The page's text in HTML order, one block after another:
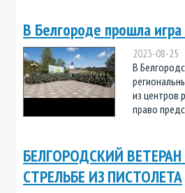
В Белгороде прошла
2023-08-25
В
из центров
право
БЕЛГОРОДСКИЙ
СТРЕЛЬБЕ ИЗ ПИСТОЛЕТА